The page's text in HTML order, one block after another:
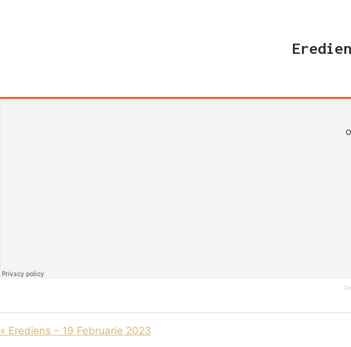
« Erediens – 19 Februarie 2023